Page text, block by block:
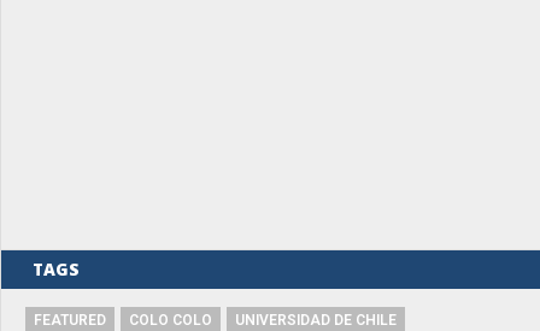
TAGS
FEATURED COLO COLO
UNIVERSIDAD DE CHILE